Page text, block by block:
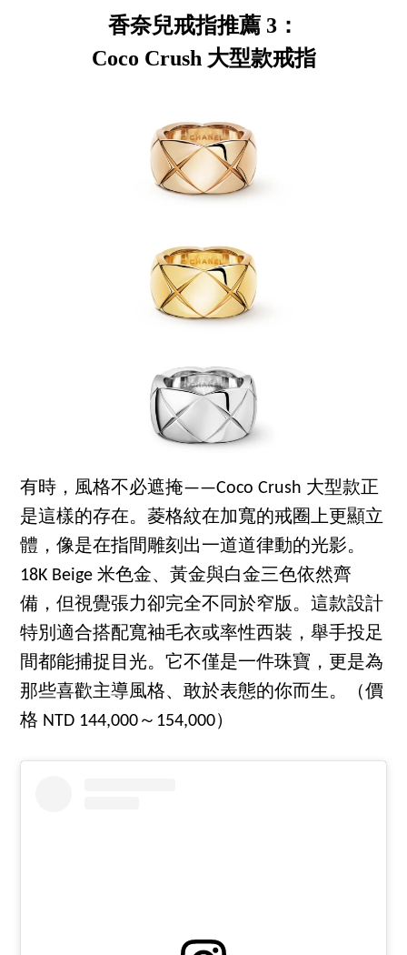
香奈兒戒指推薦 3：
Coco Crush 大型款戒指
有時，風格不必遮掩——Coco Crush 大型款正
是這樣的存在。菱格紋在加寬的戒圈上更顯立
體，像是在指間雕刻出一道道律動的光影。
18K Beige 米色金、黃金與白金三色依然齊
備，但視覺張力卻完全不同於窄版。這款設計
特別適合搭配寬袖毛衣或率性西裝，舉手投足
間都能捕捉目光。它不僅是一件珠寶，更是為
那些喜歡主導風格、敢於表態的你而生。（價
格 NTD 144,000～154,000）